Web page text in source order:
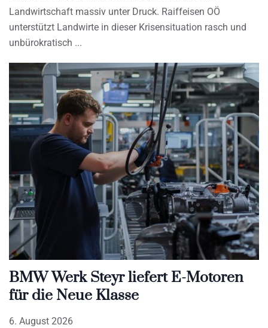
Landwirtschaft massiv unter Druck. Raiffeisen OÖ
unterstützt Landwirte in dieser Krisensituation rasch und
unbürokratisch
BMW Werk Steyr liefert E-Motoren
für die Neue Klasse
6. August 2026